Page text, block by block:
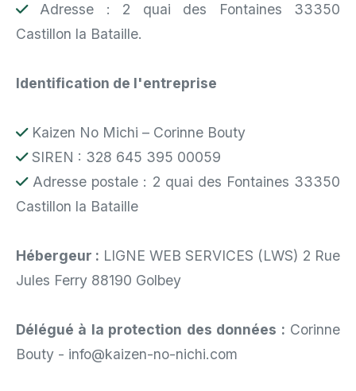
Adresse : 2 quai des Fontaines 33350
Castillon la Bataille.
Identification de l'entreprise
Kaizen No Michi – Corinne Bouty
SIREN : 328 645 395 00059
Adresse postale : 2 quai des Fontaines 33350
Castillon la Bataille
Hébergeur : LIGNE WEB SERVICES (LWS) 2 Rue
Jules Ferry 88190 Golbey
Délégué à la protection des données : Corinne
Bouty - info@kaizen-no-nichi.com